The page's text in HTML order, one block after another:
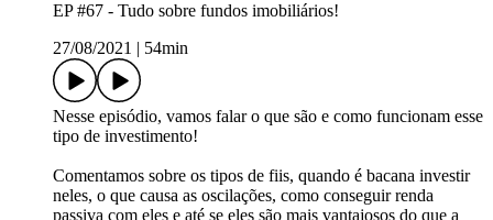
EP #67 - Tudo sobre fundos imobiliários!
27/08/2021
54min
Nesse episódio, vamos falar o que são e como funcionam esse
tipo de investimento!
Comentamos sobre os tipos de fiis, quando é bacana investir
neles, o que causa as oscilações, como conseguir renda
passiva com eles e até se eles são mais vantajosos do que a